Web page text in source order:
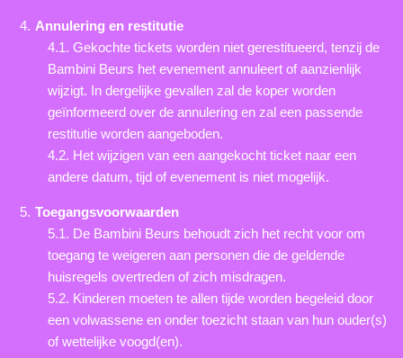
Annulering en restitutie
4.1. Gekochte tickets worden niet gerestitueerd, tenzij de
Bambini Beurs het evenement annuleert of aanzienlijk
wijzigt. In dergelijke gevallen zal de koper worden
geïnformeerd over de annulering en zal een passende
restitutie worden aangeboden.
4.2. Het wijzigen van een aangekocht ticket naar een
andere datum, tijd of evenement is niet mogelijk.
Toegangsvoorwaarden
5.1. De Bambini Beurs behoudt zich het recht voor om
toegang te weigeren aan personen die de geldende
huisregels overtreden of zich misdragen.
5.2. Kinderen moeten te allen tijde worden begeleid door
een volwassene en onder toezicht staan van hun ouder(s)
of wettelijke voogd(en).